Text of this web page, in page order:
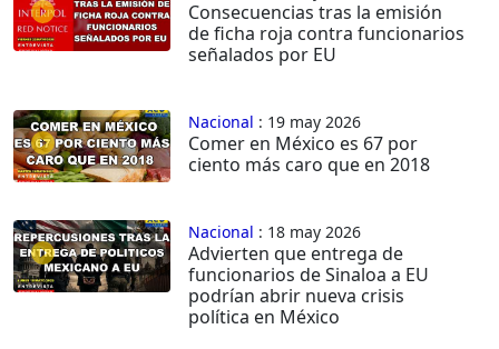
Consecuencias tras la emisión
de ficha roja contra funcionarios
señalados por EU
Nacional : 19 may 2026
Comer en México es 67 por
ciento más caro que en 2018
Nacional : 18 may 2026
Advierten que entrega de
funcionarios de Sinaloa a EU
podrían abrir nueva crisis
política en México